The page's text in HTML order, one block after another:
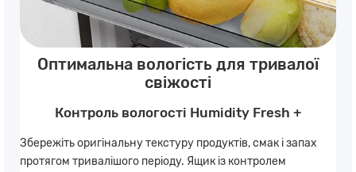
Оптимальна вологість для тривалої
свіжості
Контроль вологості Humidity Fresh +
Збережіть оригінальну текстуру продуктів, смак і запах
протягом тривалішого періоду. Ящик із контролем